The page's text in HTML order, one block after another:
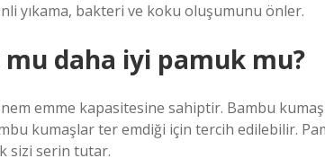
yıkama, bakteri ve koku oluşumunu önler.
mu daha iyi pamuk mu?
emme kapasitesine sahiptir. Bambu
kumaşlar ter emdiği için tercih edilebilir.
sizi serin tutar.